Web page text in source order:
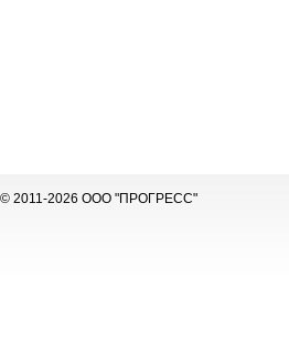
© 2011-2026 ООО "ПРОГРЕСС"